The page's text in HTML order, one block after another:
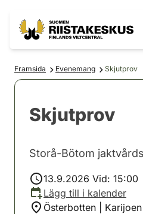
Framsida Evenemang Skjutprov
Skjutprov
Storå-Bötom
13.9.2026 Vid: 15:00
Lägg till i kalender
Österbotten |